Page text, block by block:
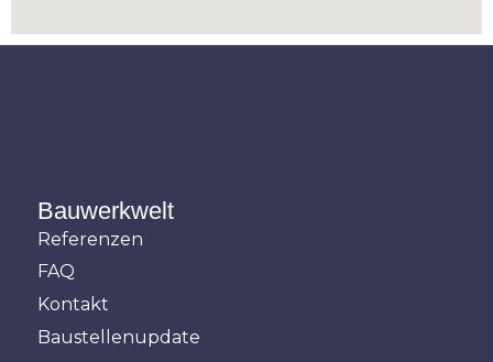
Bauwerkwelt
Referenzen
FAQ
Kontakt
Baustellenupdate